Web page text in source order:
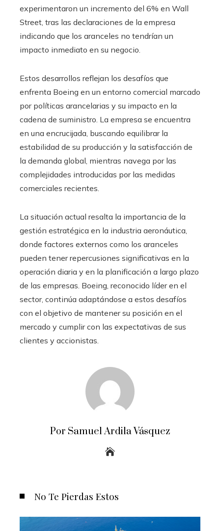
experimentaron un incremento del 6% en Wall
Street, tras las declaraciones de la empresa
indicando que los aranceles no tendrían un
impacto inmediato en su negocio. ​
Estos desarrollos reflejan los desafíos que
enfrenta Boeing en un entorno comercial marcado
por políticas arancelarias y su impacto en la
cadena de suministro. La empresa se encuentra
en una encrucijada, buscando equilibrar la
estabilidad de su producción y la satisfacción de
la demanda global, mientras navega por las
complejidades introducidas por las medidas
comerciales recientes.​
La situación actual resalta la importancia de la
gestión estratégica en la industria aeronáutica,
donde factores externos como los aranceles
pueden tener repercusiones significativas en la
operación diaria y en la planificación a largo plazo
de las empresas. Boeing, reconocido líder en el
sector, continúa adaptándose a estos desafíos
con el objetivo de mantener su posición en el
mercado y cumplir con las expectativas de sus
clientes y accionistas.
Por Samuel Ardila Vásquez
No Te Pierdas Estos